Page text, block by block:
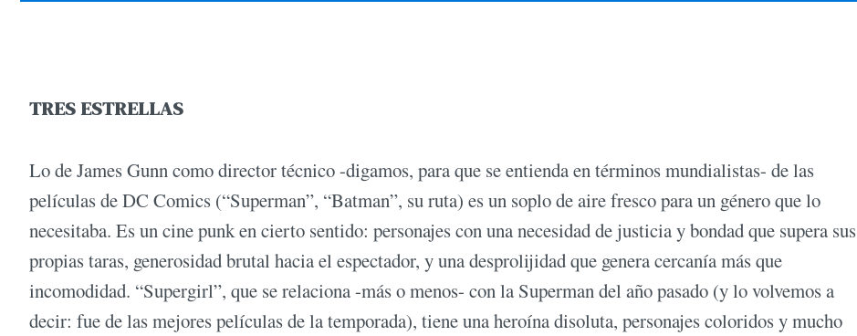
TRES ESTRELLAS
Lo de James Gunn como director técnico -digamos, para que se entienda en términos mundialistas- de las
películas de DC Comics (“Superman”, “Batman”, su ruta) es un soplo de aire fresco para un género que lo
necesitaba. Es un cine punk en cierto sentido: personajes con una necesidad de justicia y bondad que supera sus
propias taras, generosidad brutal hacia el espectador, y una desprolijidad que genera cercanía más que
incomodidad. “Supergirl”, que se relaciona -más o menos- con la Superman del año pasado (y lo volvemos a
decir: fue de las mejores películas de la temporada), tiene una heroína disoluta, personajes coloridos y mucho